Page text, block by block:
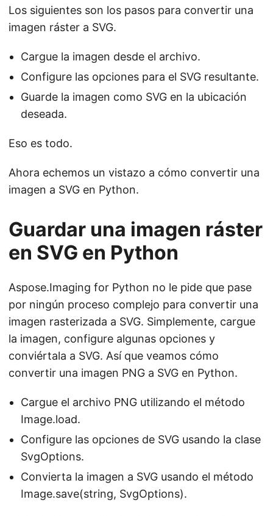
Los siguientes son los pasos para convertir una
imagen ráster a SVG.
Cargue la imagen desde el archivo.
Configure las opciones para el SVG resultante.
Guarde la imagen como SVG en la ubicación
deseada.
Eso es todo.
Ahora echemos un vistazo a cómo convertir una
imagen a SVG en Python.
Guardar una imagen ráster
en SVG en Python
Aspose.Imaging for Python no le pide que pase
por ningún proceso complejo para convertir una
imagen rasterizada a SVG. Simplemente, cargue
la imagen, configure algunas opciones y
conviértala a SVG. Así que veamos cómo
convertir una imagen PNG a SVG en Python.
Cargue el archivo PNG utilizando el método
Image.load.
Configure las opciones de SVG usando la clase
SvgOptions.
Convierta la imagen a SVG usando el método
Image.save(string, SvgOptions).